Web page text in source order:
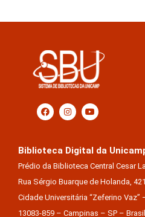
Prédio da Biblioteca Central Cesar
Rua Sérgio Buarque de Holanda,
Cidade Universitária “Zeferino Vaz”
13083-859 – Campinas – SP – Brasil
Tel.: (19) 3521-6493